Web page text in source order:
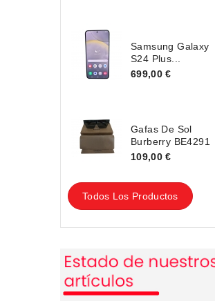
Samsung Galaxy
S24 Plus...
699,00 €
Gafas De Sol
Burberry BE4291
109,00 €
Todos Los Productos